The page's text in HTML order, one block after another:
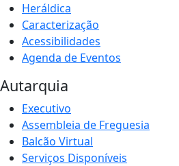
Heráldica
Caracterização
Acessibilidades
Agenda de Eventos
Autarquia
Executivo
Assembleia de Freguesia
Balcão Virtual
Serviços Disponíveis